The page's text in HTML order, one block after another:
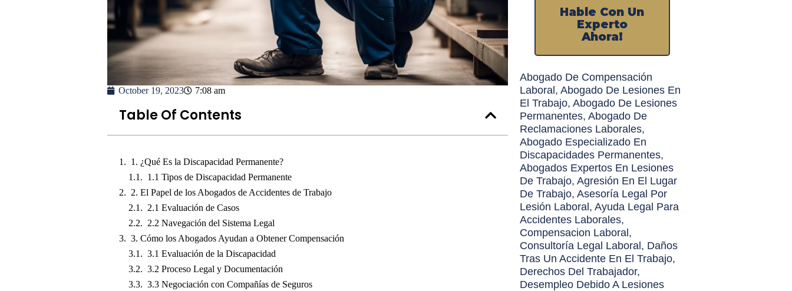
October 19, 2023 7:08 am
Table Of Contents
1. ¿Qué Es la Discapacidad Permanente?
1.1 Tipos de Discapacidad Permanente
2. El Papel de los Abogados de Accidentes de Trabajo
2.1 Evaluación de Casos
2.2 Navegación del Sistema Legal
3. Cómo los Abogados Ayudan a Obtener Compensación
3.1 Evaluación de la Discapacidad
3.2 Proceso Legal y Documentación
3.3 Negociación con Compañías de Seguros
Hable Con Un
Experto
Ahora!
Abogado De Compensación
Laboral , Abogado De Lesiones En
El Trabajo, Abogado De Lesiones
Permanentes, Abogado De
Reclamaciones Laborales,
Abogado Especializado En
Discapacidades Permanentes,
Abogados Expertos En Lesiones
De Trabajo, Agresión En El Lugar
De Trabajo, Asesoría Legal Por
Lesión Laboral , Ayuda Legal Para
Accidentes Laborales,
Compensacion Laboral ,
Consultoría Legal Laboral , Daños
Tras Un Accidente En El Trabajo,
Derechos Del Trabajador,
Desempleo Debido A Lesiones